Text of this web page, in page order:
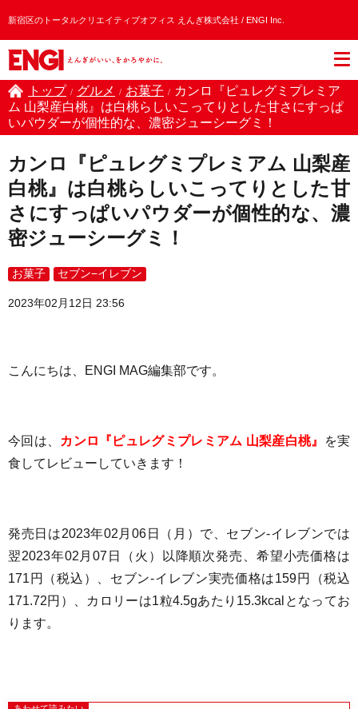
新宿区のトータルクリエイティブオフィス えんぎ株式会社 / ENGI Inc.
トップ / グルメ / お菓子 / カンロ『ピュレグミプレミア
ム 山梨産白桃』は白桃らしいこってりとした甘さにすっぱ
いパウダーが個性的な、濃密ジューシーグミ！
カンロ『ピュレグミプレミアム 山梨産
白桃』は白桃らしいこってりとした甘
さにすっぱいパウダーが個性的な、濃
密ジューシーグミ！
お菓子 セブン−イレブン
2023年02月12日 23:56
こんにちは、ENGI MAG編集部です。
今回は、 カンロ『ピュレグミプレミアム 山梨産白桃』
を実
食してレビューしていきます！
発売日は2023年02月06日（月） で、 セブン-イレブンでは
翌2023年02月07日（火）以降順次発売、希望小売価格は
171円（税込）、 セブン-イレブン実売価格は159円（税込
171.72円）、 カロリーは1粒4.5gあたり 15.3kcalとなってお
ります。